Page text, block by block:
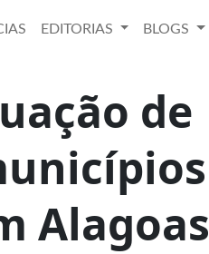
EDITORIAS BLOGS
de
Alagoas